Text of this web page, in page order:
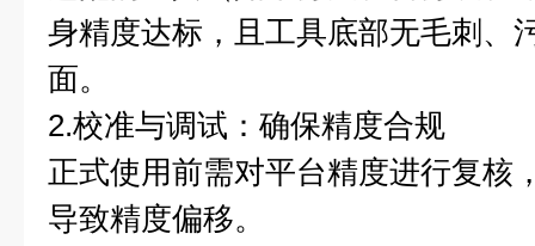
身精度达标，且工具底部无毛刺、
面。
2.校准与调试：确保精度合规
正式使用前需对平台精度进行复核
导致精度偏移。